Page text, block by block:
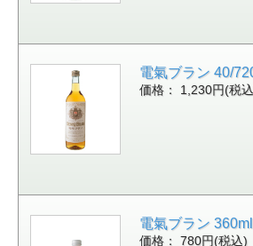
電氣ブラン 40/
価格： 1,230円(税
電氣ブラン
価格： 780円(税込)